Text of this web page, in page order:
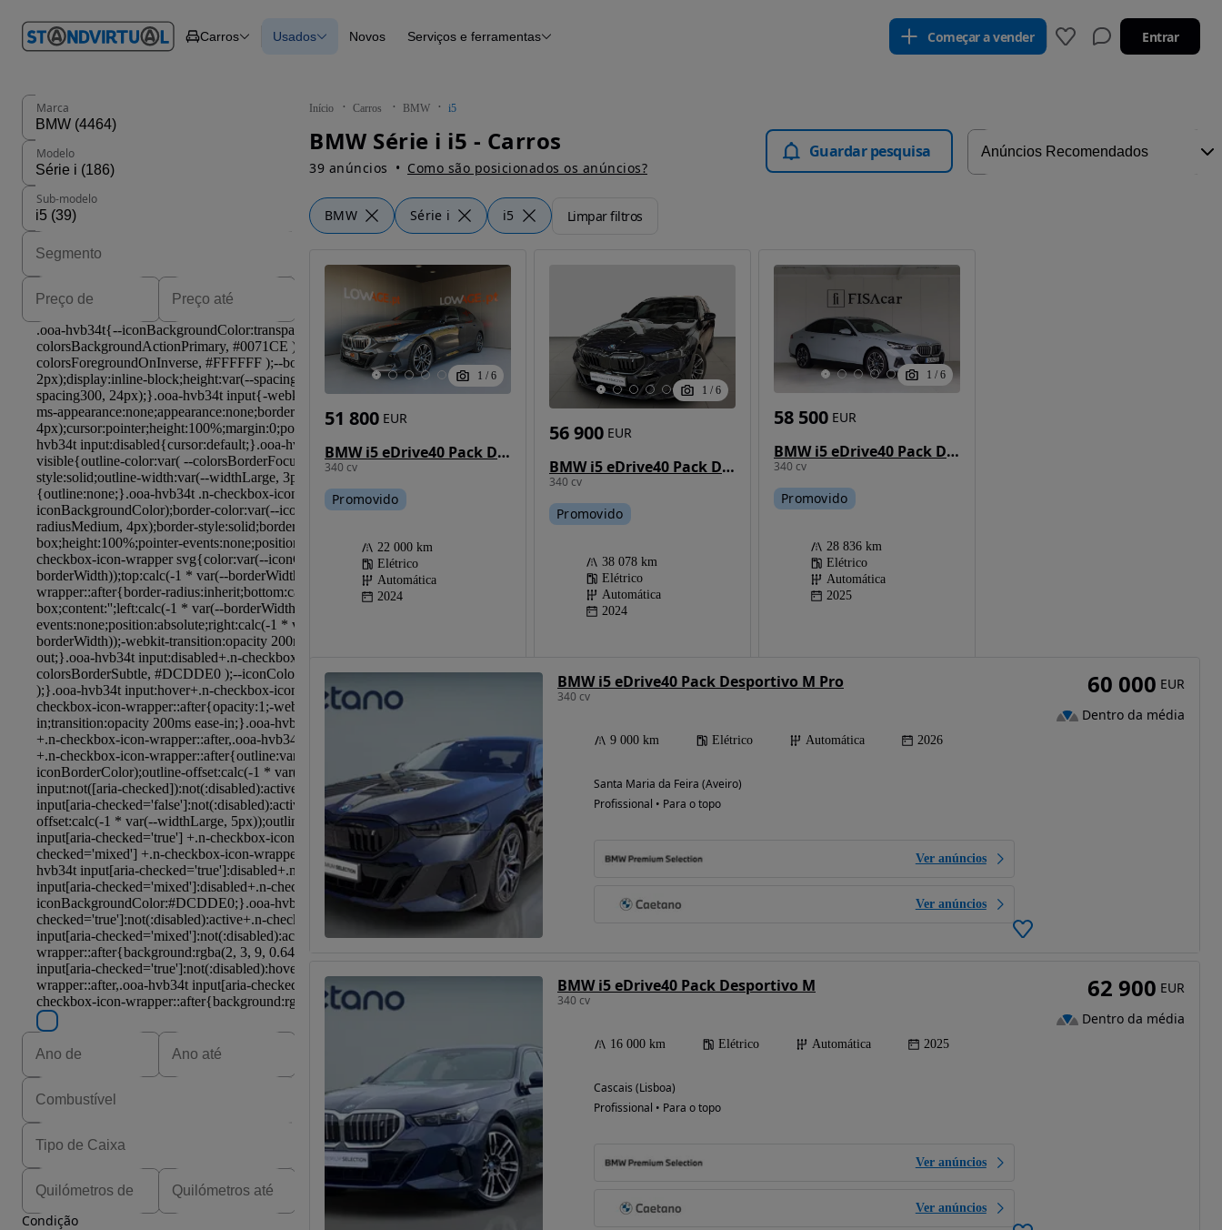
em
Carros Carros
Carros
Novos
Usados Novos
Histórico do veículo
Serviços e ferramentas Começar a vender Entrar
Início Carros BMW i5
BMW Série i i5 - Carros
39 anúncios Como são posicionados os anúncios?
Guardar pesquisa
BMW Série i i5 Limpar filtros
Marca
Modelo
Sub-modelo
Possibilidade de
financiamento
Condição
1 / 6
BMW i5 eDrive40 Pack Desportivo M
340 cv
51 800 EUR
Promovido
22 000 km
Elétrico
Automática
2024
1 / 6
BMW i5 eDrive40 Pack Desportivo M Pro
340 cv
56 900 EUR
Promovido
38 078 km
Elétrico
Automática
2024
1 / 6
BMW i5 eDrive40 Pack Desportivo M
340 cv
58 500 EUR
Promovido
28 836 km
Elétrico
Automática
2025
BMW i5 eDrive40 Pack Desportivo M Pro
340 cv
9 000 km Elétrico Automática 2026
Santa Maria da Feira (Aveiro)
Profissional • Para o topo
Ver anúncios
Ver anúncios
60 000 EUR
Dentro da média
BMW i5 eDrive40 Pack Desportivo M
340 cv
16 000 km Elétrico Automática 2025
Cascais (Lisboa)
Profissional • Para o topo
Ver anúncios
Ver anúncios
62 900 EUR
Dentro da média